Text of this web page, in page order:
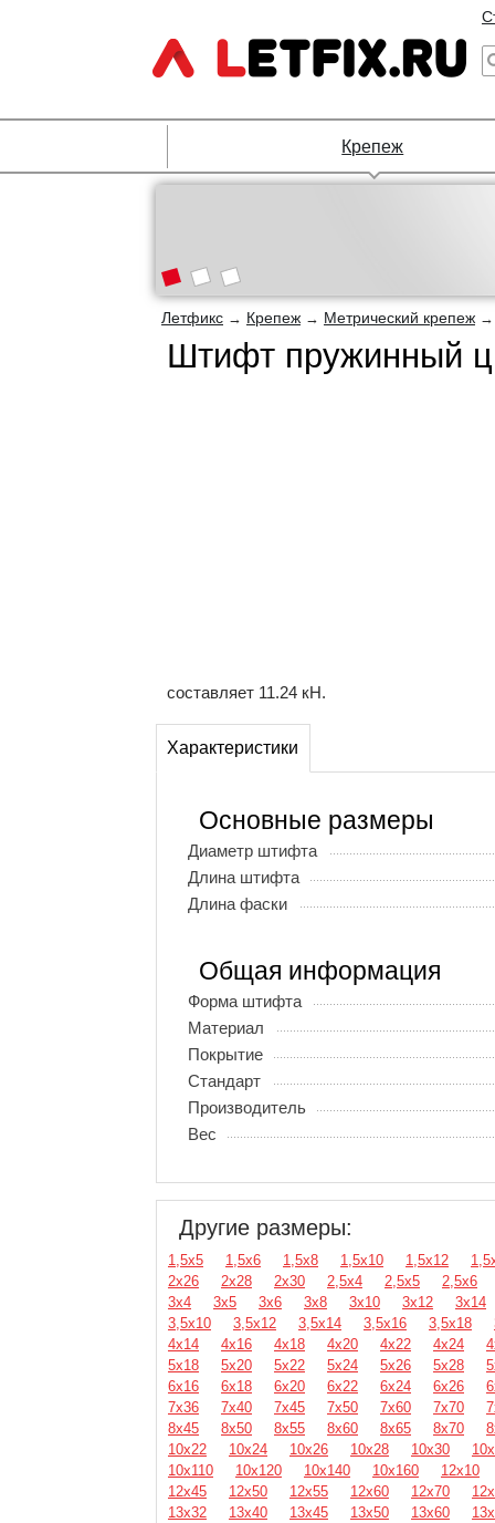
Крепеж
Летфикс → Крепеж → Метрический крепеж
Штифт пружинный
составляет 11.24 кН.
Характеристики
Основные размеры
Диаметр штифта
Длина штифта
Длина фаски
Общая информация
Форма штифта
Материал
Покрытие
Стандарт
Производитель
Вес
Другие размеры:
1,5х5 1,5х6 1,5х8 1,5х10 1,5х12
2х26
2х28 2х30 2,5х4 2,5х5
2,5х6
3х4
3х5 3х6 3х8 3х10 3х12
3х14
3,5х10
3,5х12 3,5х14 3,5х16 3,5х18
4х14
4х16 4х18 4х20 4х22 4х24
5х18
5х20 5х22 5х24 5х26 5х28
6х16
6х18 6х20 6х22 6х24 6х26
7х36
7х40 7х45 7х50 7х60 7х70
8х45
8х50 8х55 8х60 8х65 8х70
10х22
10х24 10х26 10х28 10х30
10х110
10х120 10х140 10х160
12х10
12х45
12х50 12х55 12х60 12х70
13х32
13х40 13х45 13х50 13х60